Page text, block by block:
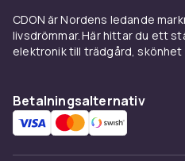
CDON är Nordens ledande
livsdrömmar. Här hittar du ett
elektronik till trädgård, skönhet
Betalningsalternativ